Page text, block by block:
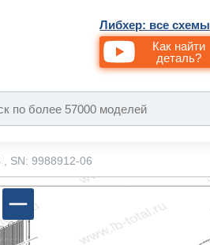
Либхер: все схемы
Как найти
деталь?
SN: 9988912-06